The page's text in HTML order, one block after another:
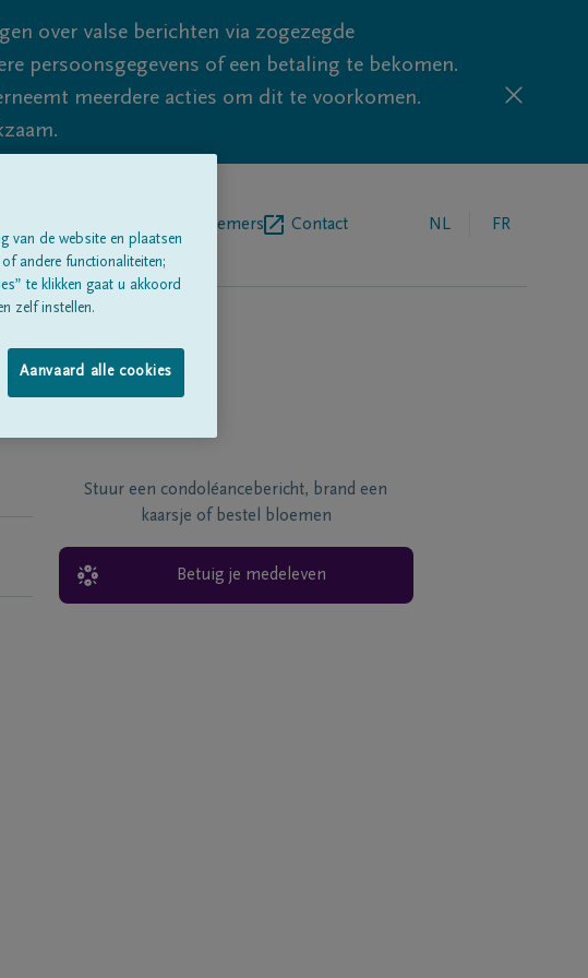
over valse berichten via zogezegde
persoonsgegevens of een betaling te bekomen.
meerdere acties om dit te voorkomen.
Begrafenisondernemers Contact NL FR
Stuur een condoléancebericht, brand een
kaarsje of bestel bloemen
Betuig je medeleven
van de website en plaatsen
andere functionaliteiten;
te klikken gaat u akkoord
zelf instellen.
Aanvaard alle cookies